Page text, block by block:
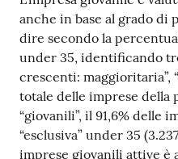
anche in base al grado di
dire secondo la
under 35, identificando
crescenti: maggioritaria”,
totale delle imprese
“giovanili”, il 91,6% delle
“esclusiva” under 35
imprese giovanili attive è